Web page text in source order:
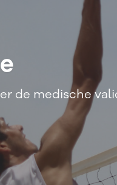
de medische